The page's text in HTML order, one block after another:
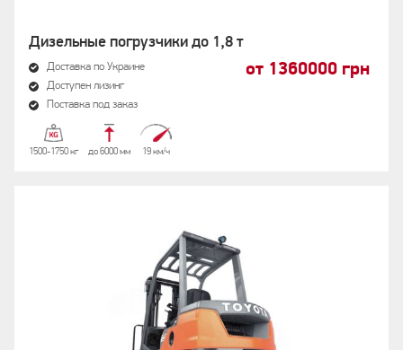
Дизельные погрузчики до 1,8 т
Доставка по Украине
Доступен лизинг
Поставка под заказ
от 1360000 грн
1500-1750 кг до 6000 мм 19 км/ч